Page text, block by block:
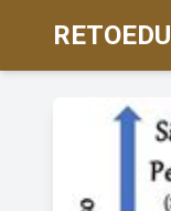
RETOEDU